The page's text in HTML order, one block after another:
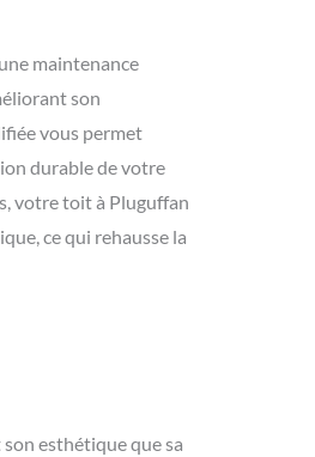
maintenance
son
vous permet
durable de votre
votre toit à Pluguffan
ce qui rehausse la
esthétique que sa